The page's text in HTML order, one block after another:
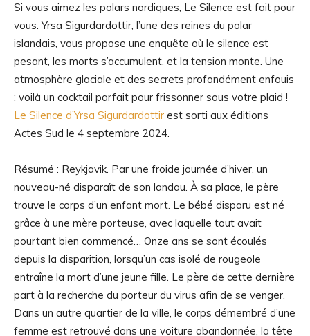
Si vous aimez les polars nordiques, Le Silence est fait pour
vous. Yrsa Sigurdardottir, l’une des reines du polar
islandais, vous propose une enquête où le silence est
pesant, les morts s’accumulent, et la tension monte. Une
atmosphère glaciale et des secrets profondément enfouis
: voilà un cocktail parfait pour frissonner sous votre plaid !
Le Silence d’Yrsa Sigurdardottir est sorti aux éditions
Actes Sud le 4 septembre 2024.
Résumé : Reykjavik. Par une froide journée d’hiver, un
nouveau-né disparaît de son landau. À sa place, le père
trouve le corps d’un enfant mort. Le bébé disparu est né
grâce à une mère porteuse, avec laquelle tout avait
pourtant bien commencé… Onze ans se sont écoulés
depuis la disparition, lorsqu’un cas isolé de rougeole
entraîne la mort d’une jeune fille. Le père de cette dernière
part à la recherche du porteur du virus afin de se venger.
Dans un autre quartier de la ville, le corps démembré d’une
femme est retrouvé dans une voiture abandonnée, la tête